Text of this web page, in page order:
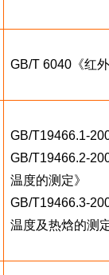
GB/T 6040《红
GB/T19466.1-
GB/T19466.2-
温度的测定》
GB/T19466.3-
温度及热焓的测